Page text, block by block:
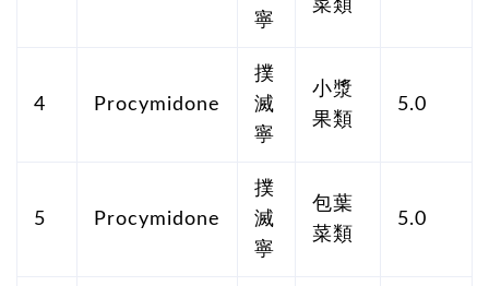
寧
菜類
4 Procymidone
撲
滅
寧
小漿
果類
5.0
5 Procymidone
撲
滅
寧
包葉
菜類
5.0